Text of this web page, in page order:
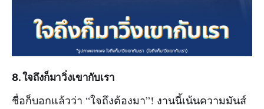
8. ใจถึงก็มาวิ่งเขากับเรา
ชื่อก็บอกแล้วว่า “ใจถึงต้องมา”! งานนี้เน้นความมันส์